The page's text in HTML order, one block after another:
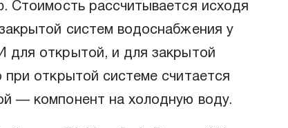
Стоимость рассчитывается исходя
систем водоснабжения у
для открытой, и для закрытой
открытой системе считается
— компонент на холодную воду.